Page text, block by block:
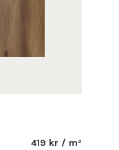
419 kr / m²